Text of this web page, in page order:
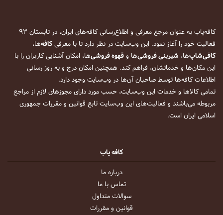
کافه‌یاب به عنوان مرجع معرفی و اطلاع‌رسانی کافه‌های ایران، در تابستان ۹۳
فعالیت خود را آغاز نمود. این وب‌سایت در نظر دارد تا با معرفیکافه‌ها،
کافی‌شاپ‌ها، شیرینی فروشی‌ها وقهوه فروشی‌ها، امکان آشنایی کاربران را با
این مکان‌ها و خدماتشان، فراهم کند. همچنین امکان درج و به روز رسانی
اطلاعات کافه‌ها توسط صاحبان آن‌ها در وب‌سایت وجود دارد.
تمامی کالاها و خدمات این وب‌سایت، حسب مورد دارای مجوزهای لازم از مراجع
مربوطه می‌باشند و فعالیت‌های این وب‌سایت تابع قوانین و مقررات جمهوری
اسلامی ایران است.
کافه یاب
درباره ما
تماس با ما
سوالات متداول
قوانین و مقررات